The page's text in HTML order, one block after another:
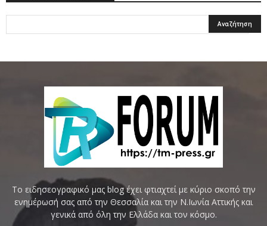
Το ειδησεογραφικό μας blog έχει φτιαχτεί με κύριο σκοπό την
ενημέρωσή σας από την Θεσσαλία και την Ν.Ιωνία Αττικής και
γενικά από όλη την Ελλάδα και τον κόσμο.